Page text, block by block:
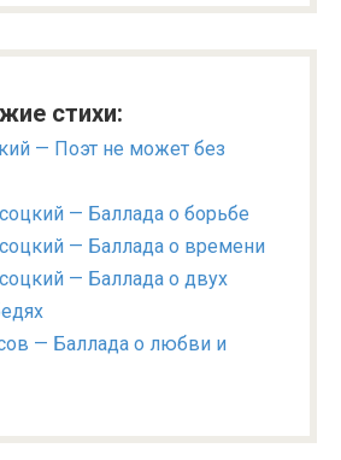
стихи:
— Поэт не может без
— Баллада о борьбе
— Баллада о времени
— Баллада о двух
— Баллада о любви и